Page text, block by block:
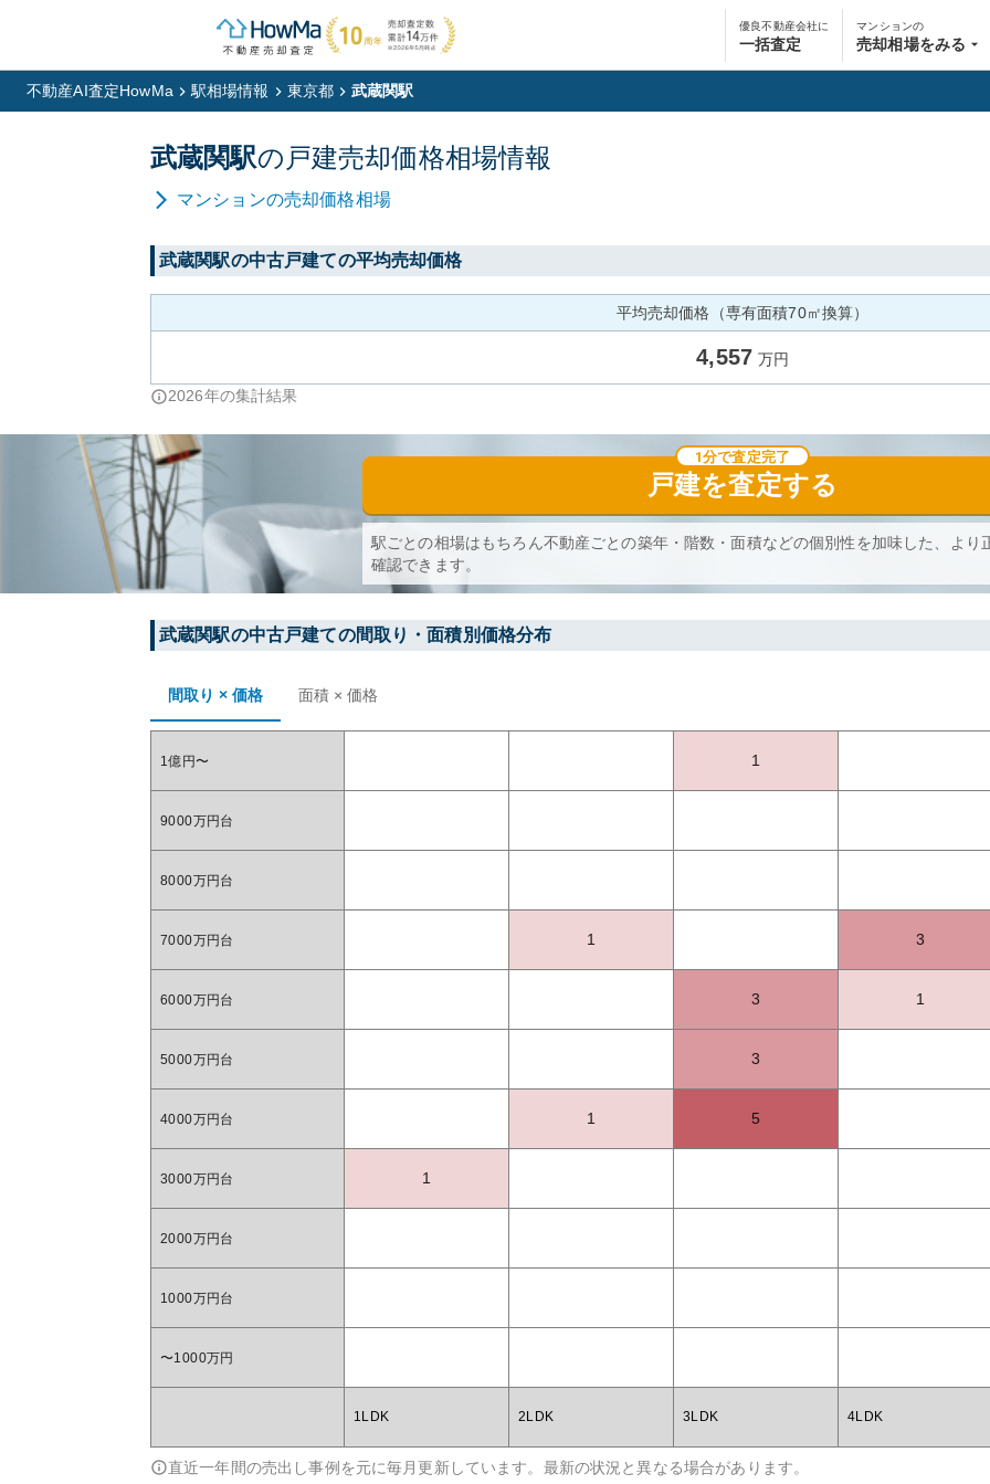
優良不動産会社に
一括査定
マンションの
売却相場をみる
不動産AI査定HowMa 駅相場情報 東京都 武蔵関駅
武蔵関駅の 戸建売却価格相場情報
マンションの売却価格相場
武蔵関駅の中古戸建ての平均売却価格
平均売却価格（専有面積70㎡換算）
4,557 万円
2026年の集計結果
戸建を査定する
1分で査定完了
駅ごとの相場はもちろん不動産ごとの築年・階数・面積などの個別性を加味した、より
確認できます。
武蔵関駅の中古戸建ての間取り・面積別価格分布
間取り × 価格 面積 × 価格
1億円〜 1
9000万円台
8000万円台
7000万円台 1 3
6000万円台 3 1
5000万円台 3
4000万円台 1 5
3000万円台 1
2000万円台
1000万円台
〜1000万円
1LDK 2LDK 3LDK 4LDK
直近一年間の売出し事例を元に毎月更新しています。最新の状況と異なる場合があります。